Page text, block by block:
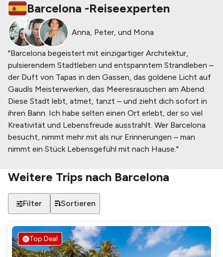
Barcelona -Reiseexperten
Anna, Peter, und Mona
"Barcelona begeistert mit einzigartiger Architektur,
pulsierendem Stadtleben und entspanntem Strandleben –
der Duft von Tapas in den Gassen, das goldene Licht auf
Gaudís Meisterwerken, das Meeresrauschen am Abend.
Diese Stadt lebt, atmet, tanzt – und zieht dich sofort in
ihren Bann. Ich habe selten einen Ort erlebt, der so viel
Kreativität und Lebensfreude ausstrahlt. Wer Barcelona
besucht, nimmt mehr mit als nur Erinnerungen – man
nimmt ein Stück Lebensgefühl mit nach Hause."
Weitere Trips nach Barcelona
Filter Sortieren
Top Deal